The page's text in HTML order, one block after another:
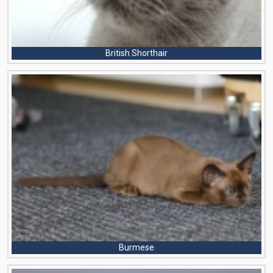
British Shorthair
Burmese